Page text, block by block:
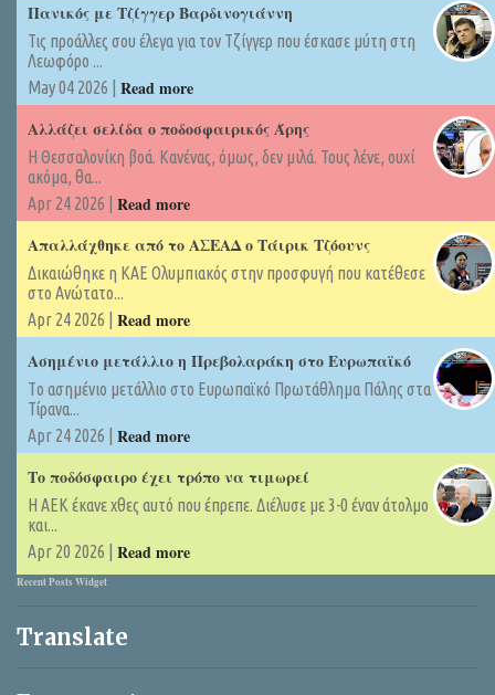
Πανικός με Τζίγγερ Βαρδινογιάννη
Τις προάλλες σου έλεγα για τον Τζίγγερ που έσκασε μύτη στη
Λεωφόρο ...
May 04 2026 | Read more
Αλλάζει σελίδα ο ποδοσφαιρικός Άρης
Η Θεσσαλονίκη βοά. Κανένας, όμως, δεν μιλά. Τους λένε, ουχί
ακόμα, θα...
Apr 24 2026 | Read more
Απαλλάχθηκε από το ΑΣΕΑΔ ο Τάιρικ Τζόουνς
Δικαιώθηκε η ΚΑΕ Ολυμπιακός στην προσφυγή που κατέθεσε
στο Ανώτατο...
Apr 24 2026 | Read more
Ασημένιο μετάλλιο η Πρεβολαράκη στο Ευρωπαϊκό
Tο ασημένιο μετάλλιο στο Ευρωπαϊκό Πρωτάθλημα Πάλης στα
Τίρανα...
Apr 24 2026 | Read more
Το ποδόσφαιρο έχει τρόπο να τιμωρεί
Η ΑΕΚ έκανε χθες αυτό που έπρεπε. Διέλυσε με 3-0 έναν άτολμο
και...
Apr 20 2026 | Read more
Recent Posts Widget
Translate